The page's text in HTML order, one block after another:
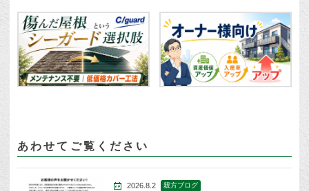
あわせてご覧ください
2026.8.2 親方ブログ